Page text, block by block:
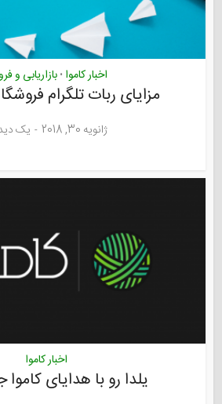
اخبار کاموا • بازاریابی و
مزایای ربات تلگرام
ژانویه 30, 2018 یک
اخبار کاموا
یلدا رو با هدایای